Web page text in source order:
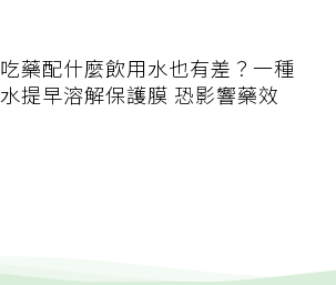
吃藥配什麼飲用水也有差？一種
水提早溶解保護膜 恐影響藥效